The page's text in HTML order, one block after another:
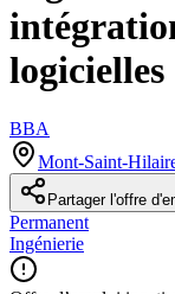
logicielles
BBA
Mont-Saint-
Partager l'offre
Permanent
Ingénierie